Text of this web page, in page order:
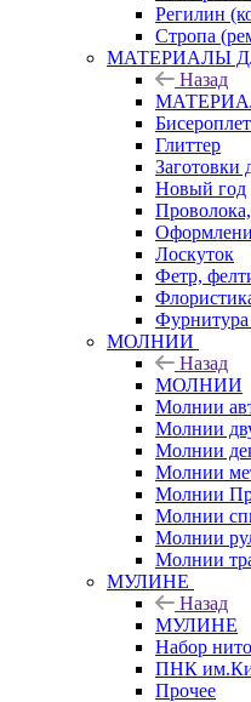
Регилин
Стропа
МАТЕРИАЛЫ
Назад
Глиттер
Заготовки
Новый год
Лоскуток
Фетр,
МОЛНИИ
Назад
МОЛНИИ
Молнии
Молнии
Молнии
Молнии
Молнии
Молнии
Молнии
Молнии
МУЛИНЕ
Назад
МУЛИНЕ
Набор
ПНК
Прочее